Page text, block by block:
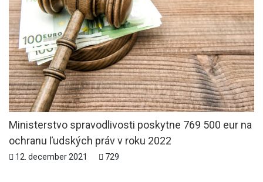
Ministerstvo spravodlivosti poskytne 769 500 eur na
ochranu ľudských práv v roku 2022
12. december 2021 729